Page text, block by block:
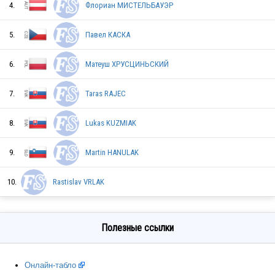
POL
SVK
SVK
SVK
4. Флориан МИСТЕЛЬБАУЭР
5. Павел КАСКА
6. Матеуш ХРУСЦИНЬСКИЙ
7. Taras RAJEC
8. Lukas KUZMIAK
9. Martin HANULAK
10. Rastislav VRLAK
Полезные ссылки
Онлайн-табло